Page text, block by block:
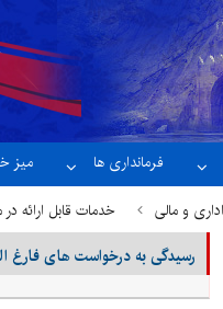
فرمانداری ها میز
و مالی خدمات قابل ارائه
جهت جذب و پذیر امریه در
رسیدگی به درخواست های فارغ